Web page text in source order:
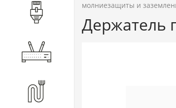
Компоненты СКС
молниезащиты и
Держатель